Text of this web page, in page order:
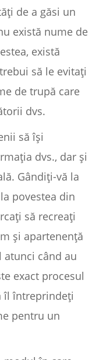
de a găsi un
există nume de
există
să le evitați
de trupă care
dvs.
să își
dvs., dar și
Gândiți-vă la
povestea din
să recreați
și apartenență
când au
exact procesul
îl întreprindeți
pentru un